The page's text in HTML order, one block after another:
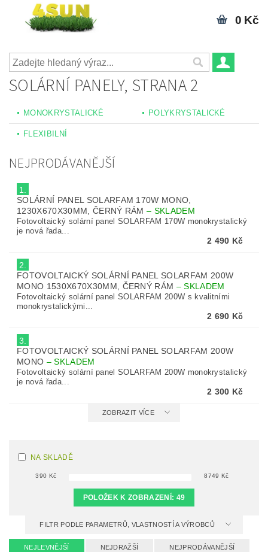
0 Kč
SOLÁRNÍ PANELY, STRANA 2
MONOKRYSTALICKÉ POLYKRYSTALICKÉ
FLEXIBILNÍ
NEJPRODÁVANĚJŠÍ
1.
SOLÁRNÍ PANEL SOLARFAM 170W MONO,
1230X670X30MM, ČERNÝ RÁM– SKLADEM
Fotovoltaický solární panel SOLARFAM 170W monokrystalický
je nová řada...
2 490 Kč
2.
FOTOVOLTAICKÝ SOLÁRNÍ PANEL SOLARFAM 200W
MONO 1530X670X30MM, ČERNÝ RÁM –SKLADEM
Fotovoltaický solární panel SOLARFAM 200W s kvalitními
monokrystalickými...
2 690 Kč
3.
FOTOVOLTAICKÝ SOLÁRNÍ PANEL SOLARFAM 200W
MONO –SKLADEM
Fotovoltaický solární panel SOLARFAM 200W monokrystalický
je nová řada...
2 300 Kč
ZOBRAZIT VÍCE
NA SKLADĚ
390 Kč 8749 Kč
POLOŽEK K ZOBRAZENÍ: 49
FILTR PODLE PARAMETRŮ, VLASTNOSTÍ A VÝROBCŮ
NEJLEVNĚJŠÍ NEJDRAŽŠÍ NEJPRODÁVANĚJŠÍ